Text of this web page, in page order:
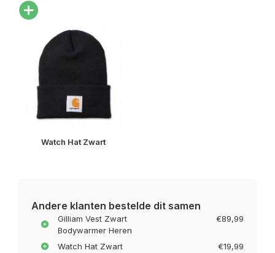
Watch Hat Zwart
Andere klanten bestelde dit samen
Gilliam Vest Zwart
Bodywarmer Heren
€89,99
Watch Hat Zwart €19,99